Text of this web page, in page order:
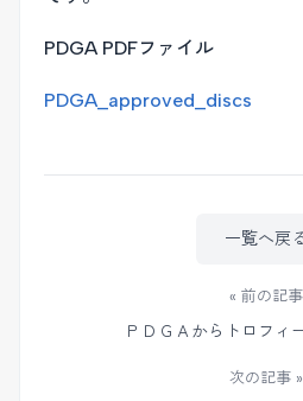
PDGA PDFファイル
PDGA_approved_discs
« 前の記事
ＰＤＧＡからトロフィ
一覧へ戻
次の記事 »